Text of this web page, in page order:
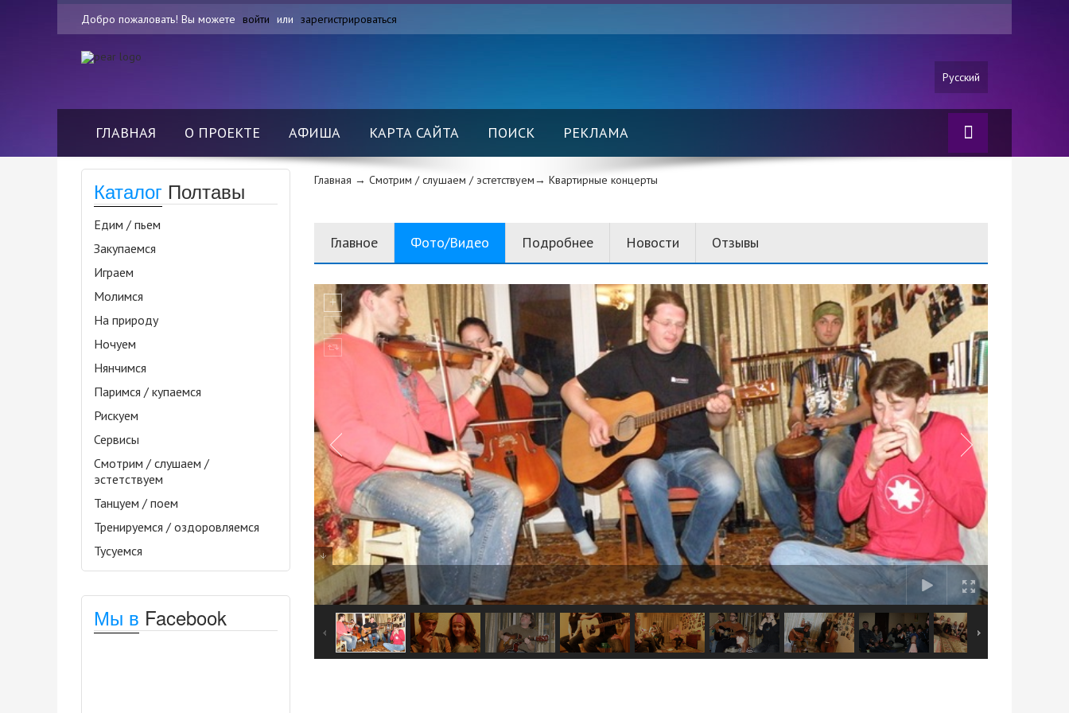
Добро пожаловать! Вы можете войти или зарегистрироваться
Русский
ГЛАВНАЯ О ПРОЕКТЕ АФИША КАРТА САЙТА ПОИСК РЕКЛАМА
Каталог Полтавы
Едим / пьем
Закупаемся
Играем
Молимся
На природу
Ночуем
Нянчимся
Паримся / купаемся
Рискуем
Сервисы
Смотрим / слушаем /
эстетствуем
Танцуем / поем
Тренируемся / оздоровляемся
Тусуемся
Мы в Facebook
Главная → Смотрим / слушаем / эстетствуем→ Квартирные концерты
Главное Фото/Видео Подробнее Новости Отзывы